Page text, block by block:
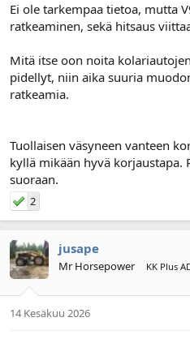
Ei ole tarkempaa tietoa, mutta
ratkeaminen, sekä hitsaus
Mitä itse oon noita
pidellyt, niin aika suuria
ratkeamia.
Tuollaisen väsyneen vanteen
kyllä mikään hyvä korjaustapa.
suoraan.
2
jusape
Mr Horsepower KK Plus
14 Kesäkuu 2026